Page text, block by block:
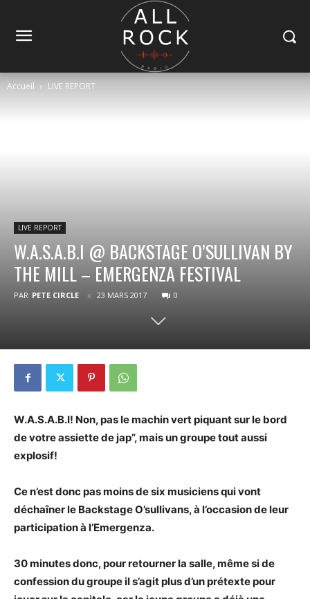
Accueil LIVE REPORT
LIVE REPORT
W.A.S.A.B.I @ BACKSTAGE O’SULLIVAN BY
THE MILL – EMERGENZA FESTIVAL
PAR PETE CIRCLE 23 MARS 2017 0
W.A.S.A.B.I! Non, pas le machin vert piquant sur le bord
de votre assiette de jap”, mais un groupe tout aussi
explosif!
Ce n’est donc pas moins de six musiciens qui vont
déchaîner le Backstage O’sullivans, à l’occasion de leur
participation à l’Emergenza.
30 minutes donc, pour retourner la salle, même si de
confession du groupe il s’agit plus d’un prétexte pour